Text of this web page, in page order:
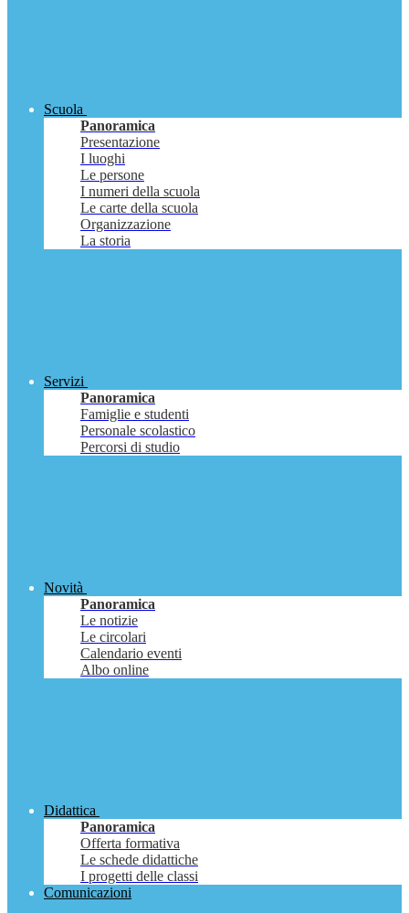
Scuola
Panoramica
Presentazione
I luoghi
Le persone
I numeri della scuola
Le carte della scuola
Organizzazione
La storia
Servizi
Panoramica
Famiglie e studenti
Personale scolastico
Percorsi di studio
Novità
Panoramica
Le notizie
Le circolari
Calendario eventi
Albo online
Didattica
Panoramica
Offerta formativa
Le schede didattiche
I progetti delle classi
Comunicazioni